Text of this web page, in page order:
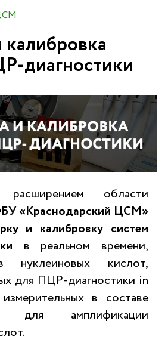
диагностики
области
«Краснодарский ЦСМ»
и калибровку систем
в реальном времени,
нуклеиновых кислот,
для ПЦР-диагностики in
в составе
для амплификации